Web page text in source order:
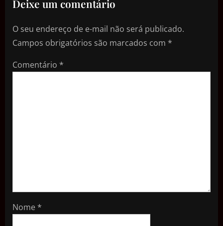
Deixe um comentário
O seu endereço de e-mail não será publicado.
Campos obrigatórios são marcados com *
Comentário *
Nome *